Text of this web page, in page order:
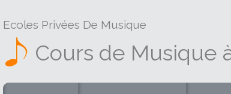
Ecoles Privées De Musique
Cours de Musique